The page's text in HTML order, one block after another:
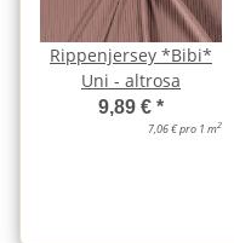
Rippenjersey *Bibi*
Uni - altrosa
9,89 € *
7,06 € pro 1 m2